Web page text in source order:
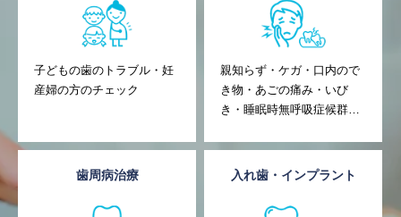
子どもの歯のトラブル・妊
産婦の方のチェック
親知らず・ケガ・口内ので
き物・あごの痛み・いび
き・睡眠時無呼吸症候群な
歯周病治療 入れ歯・インプラント